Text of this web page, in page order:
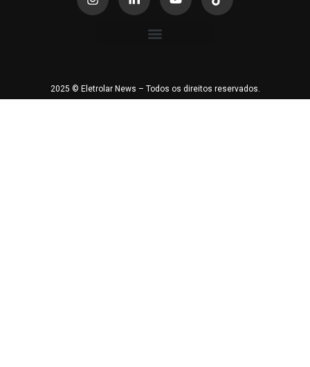
2025 © Eletrolar News – Todos os direitos reservados.